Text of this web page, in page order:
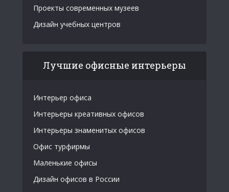
Проекты современных музеев
Дизайн учебных центров
Лучшие офисные интерьеры
Интерьер офиса
Интерьеры креативных офисов
Интерьеры знаменитых офисов
Офис турфирмы
Маленькие офисы
Дизайн офисов в России